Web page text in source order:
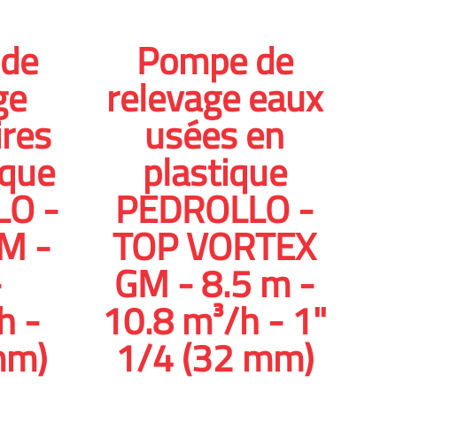
-
-
-
Pompe de
relevage eaux
usées en
plastique
PEDROLLO -
TOP VORTEX
GM - 8.5 m -
10.8 m³/h - 1"
1/4 (32 mm)